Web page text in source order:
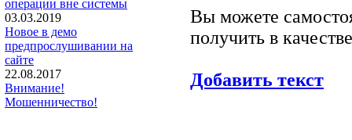
операции вне системы
03.03.2019
Новое в демо
предпрослушивании на
сайте
22.08.2017
Внимание!
Мошенничество!
Вы можете
получить в
Добавить текст